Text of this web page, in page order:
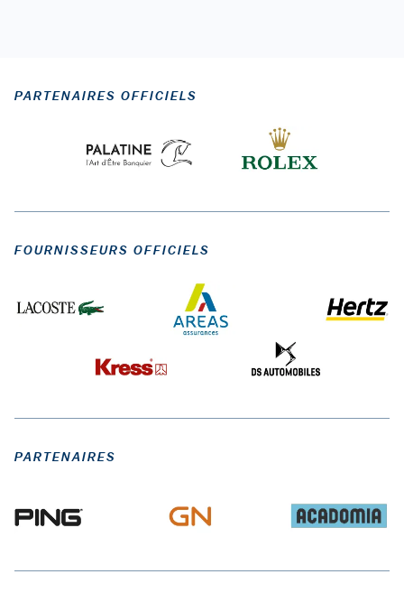
PARTENAIRES OFFICIELS
FOURNISSEURS OFFICIELS
PARTENAIRES